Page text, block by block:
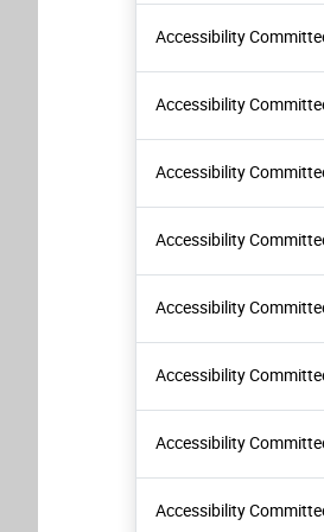
Accessibility
Accessibility
Accessibility
Accessibility
Accessibility
Accessibility
Accessibility
Accessibility